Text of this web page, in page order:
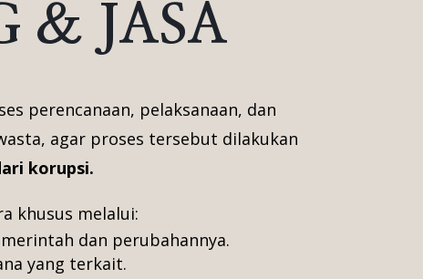
& JASA
perencanaan, pelaksanaan, dan
agar proses tersebut dilakukan
korupsi.
khusus melalui:
dan perubahannya.
yang terkait.